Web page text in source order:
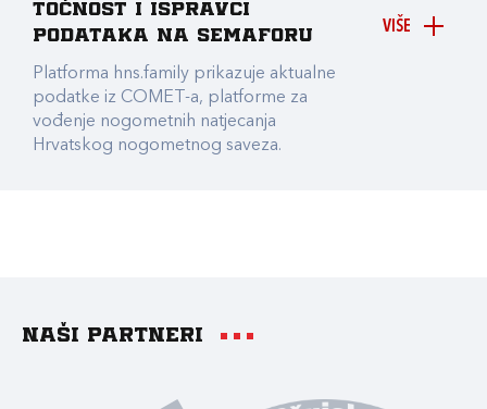
VIŠE
točnost i ispravci
podataka na Semaforu
Platforma hns.family prikazuje aktualne
podatke iz COMET-a, platforme za
vođenje nogometnih natjecanja
Hrvatskog nogometnog saveza.
Naši partneri